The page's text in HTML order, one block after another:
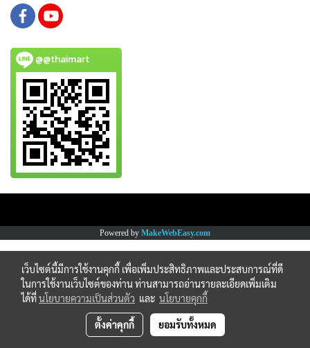
@@thaimart
Powered by MakeWebEasy.com
เว็บไซต์นี้มีการใช้งานคุกกี้ เพื่อเพิ่มประสิทธิภาพและประสบการณ์ที่ดี
ในการใช้งานเว็บไซต์ของท่าน ท่านสามารถอ่านรายละเอียดเพิ่มเติม
ได้ที่นโยบายความเป็นส่วนตัว และ นโยบายคุกกี้
ตั้งค่าคุกกี้ ยอมรับทั้งหมด